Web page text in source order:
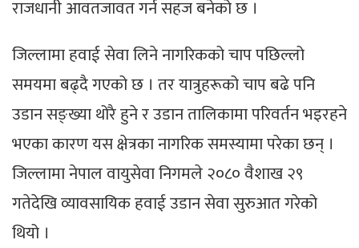
राजधानी आवतजावत गर्न सहज बनेको छ ।
जिल्लामा हवाई सेवा लिने नागरिकको चाप पछिल्लो
समयमा बढ्दै गएको छ । तर यात्रुहरूको चाप बढे पनि
उडान सङ्ख्या थोरै हुने र उडान तालिकामा परिवर्तन भइरहने
भएका कारण यस क्षेत्रका नागरिक समस्यामा परेका छन् ।
जिल्लामा नेपाल वायुसेवा निगमले २०८० वैशाख २९
गतेदेखि व्यावसायिक हवाई उडान सेवा सुरुआत गरेको
थियो ।